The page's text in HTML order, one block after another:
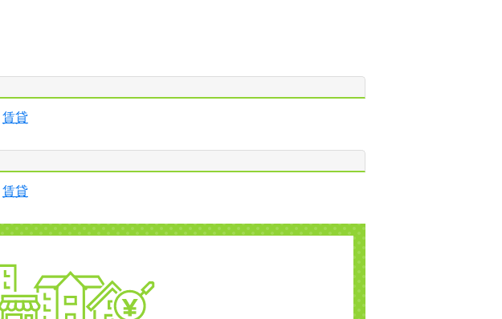
賃貸
賃貸